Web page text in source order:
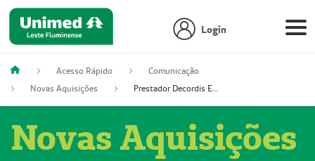
Login
Acesso Rápido
Comunicação
Novas Aquisições
Prestador Decordis Exames Cardiológicos LTDA (51004346-0)
Novas Aquisições